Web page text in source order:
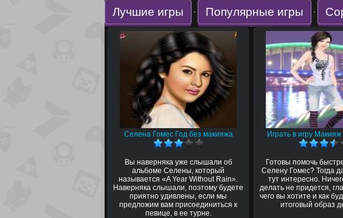
Лучшие игры · Популярные игры ·
Селена Гомес Год без макияжа
Вы наверняка уже слышали об
альбоме Селены, который
называется «A Year Without Rain».
Наверняка слышали, поэтому будете
приятно удивлены, если мы
предложим вам присоединиться к
певице, в ее турне.
Играть в игру
Готовы помочь
Селену Гомес? Тогда
тут интересно.
делать не придется,
чего вы хотите и как
итоговый образ